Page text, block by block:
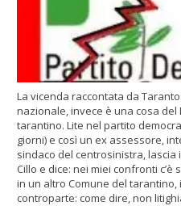
La vicenda raccontata da
nazionale, invece è una cosa del
tarantino. Lite nel partito
giorni) e così un ex assessore,
sindaco del centrosinistra, lascia
Cillo e dice: nei miei confronti
in un altro Comune del tarantino,
controparte: come dire, non